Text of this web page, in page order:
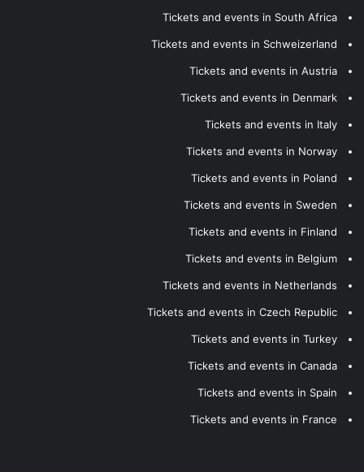
Tickets and events in South Africa
Tickets and events in Schweizerland
Tickets and events in Austria
Tickets and events in Denmark
Tickets and events in Italy
Tickets and events in Norway
Tickets and events in Poland
Tickets and events in Sweden
Tickets and events in Finland
Tickets and events in Belgium
Tickets and events in Netherlands
Tickets and events in Czech Republic
Tickets and events in Turkey
Tickets and events in Canada
Tickets and events in Spain
Tickets and events in France